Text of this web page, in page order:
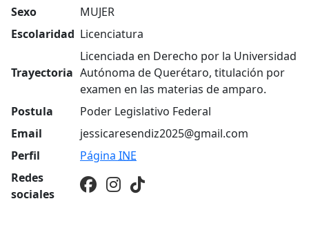
Sexo
MUJER
Escolaridad Licenciatura
Trayectoria
Licenciada en Derecho por la Universidad
Autónoma de Querétaro, titulación por
examen en las materias de amparo.
Postula
Poder Legislativo Federal
Email
jessicaresendiz2025@gmail.com
Perfil
Página INE
Redes
sociales